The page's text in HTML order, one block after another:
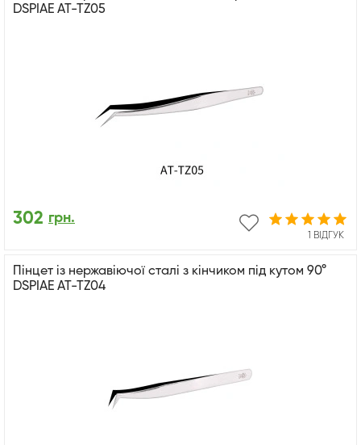
DSPIAE AT-TZ05
1 ВІДГУК
302 грн.
Пінцет із нержавіючої сталі з кінчиком під кутом 90°
DSPIAE AT-TZ04